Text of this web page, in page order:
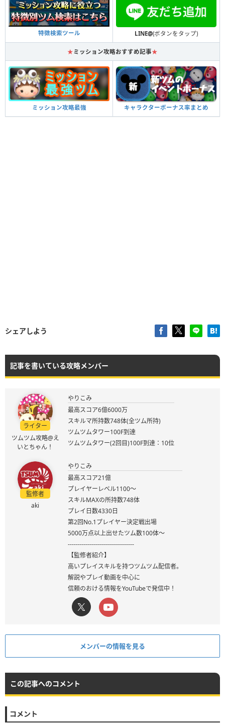
特徴検索ツール LINE@(ボタンをタップ)
★ミッション攻略おすすめ記事★
ミッション攻略最強 キャラクターボーナス率まとめ
シェアしよう
記事を書いている攻略メンバー
ライター
ツムツム攻略@え
いとちゃん！
やりこみ
最高スコア6億6000万
スキルマ所持数748体(全ツム所持)
ツムツムタワー100F到達
ツムツムタワー(2回目)100F到達：10位
監修者
aki
やりこみ
最高スコア21億
プレイヤーレベル1100～
スキルMAXの所持数748体
プレイ日数4330日
第2回No.1プレイヤー決定戦出場
5000万点以上出せたツム数100体～
---------------------------------
【監修者紹介】
高いプレイスキルを持つツムツム配信者。
解説やプレイ動画を中心に
信頼のおける情報をYouTubeで発信中！
メンバーの情報を見る
この記事へのコメント
コメント